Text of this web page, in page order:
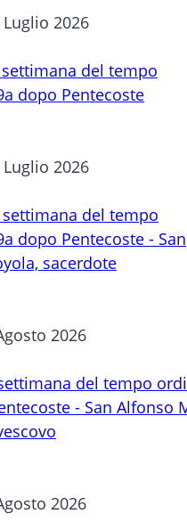
2026
del tempo
dopo Pentecoste
2026
del tempo
dopo Pentecoste - San
sacerdote
2026
del tempo
- San Alfonso
2026